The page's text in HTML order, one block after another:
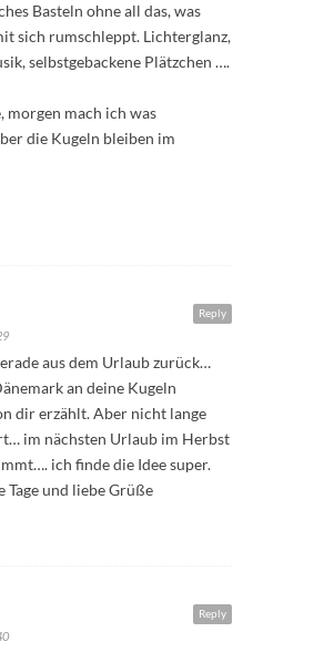
Basteln ohne all das, was
sich rumschleppt. Lichterglanz,
selbstgebackene Plätzchen ….
morgen mach ich was
die Kugeln bleiben im
Reply
aus dem Urlaub zurück…
an deine Kugeln
dir erzählt. Aber nicht lange
im nächsten Urlaub im Herbst
ich finde die Idee super.
Tage und liebe Grüße
Reply